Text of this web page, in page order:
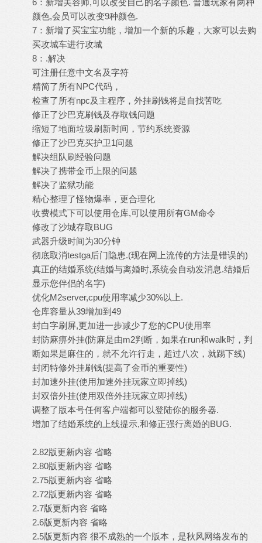
6：新增美容师,可以改变自己的名字颜色. 普通玩家有两种
颜色,会员可以改变9种颜色.
7：新增了买宝宝功能，增加一个新的乐趣，大家可以去购
买攻城车进行攻城
8：.解决
可注册任意中文名及字符
精简了所有NPC代码，
检查了所有npc及主程序，外挂刷钱将是自找苦吃
修正了沙巴克刷钱及存取钱问题
缩短了地面垃圾刷新时间，节约系统资源
修正了沙巴克买护卫1问题
解决组队刷经验问题
解决了携带金币上限的问题
解决了监狱功能
精心整理了怪物爆率，更合理化
收费模式下可以使用仓库,可以使用所有GM命令
修改了沙城存取BUG
武器升级时间为30分钟
彻底取消testga后门隐患.(现在网上流传的方法是错误的)
真正的结婚系统(结婚与离婚时,系统会自动发消息.结婚后
显示您伴侣的名字)
优化M2server,cpu使用率减少30%以上.
仓库容量从39增加到49
封白字刷屏,更加进一步减少了您的CPU使用率
封防麻痹外挂(防麻是由m2判断，如果在run和walk时，判
断如果是麻住的，就不允许行走，超过八次，就踢下线)
封闭特修外挂刷钱(提高了金币的重要性)
封加速外挂(使用加速外挂玩家立即掉线)
封双倍外挂(使用双倍外挂玩家立即掉线)
调整了版本号任何客户端都可以登陆你的服务器.
增加了结婚系统的上线提示,和修正强行离婚的BUG.
2.82版更新内容 省略
2.80版更新内容 省略
2.75版更新内容 省略
2.72版更新内容 省略
2.7版更新内容 省略
2.6版更新内容 省略
2.5版更新内容 很不成熟的一个版本，是秋风网络发布的